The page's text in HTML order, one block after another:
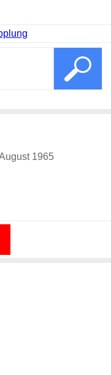
1965